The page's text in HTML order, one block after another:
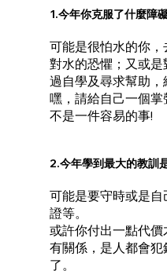
1.今年你克服了什麼障
可能是很怕水的你
對水的恐懼；又或
過自學及尋求幫助，
嘿，請給自己一個
不是一件容易的事!
2.今年學到最大的教訓
可能是要守時或是
證等。
或許你付出一點代
有關係，是人都會
了。